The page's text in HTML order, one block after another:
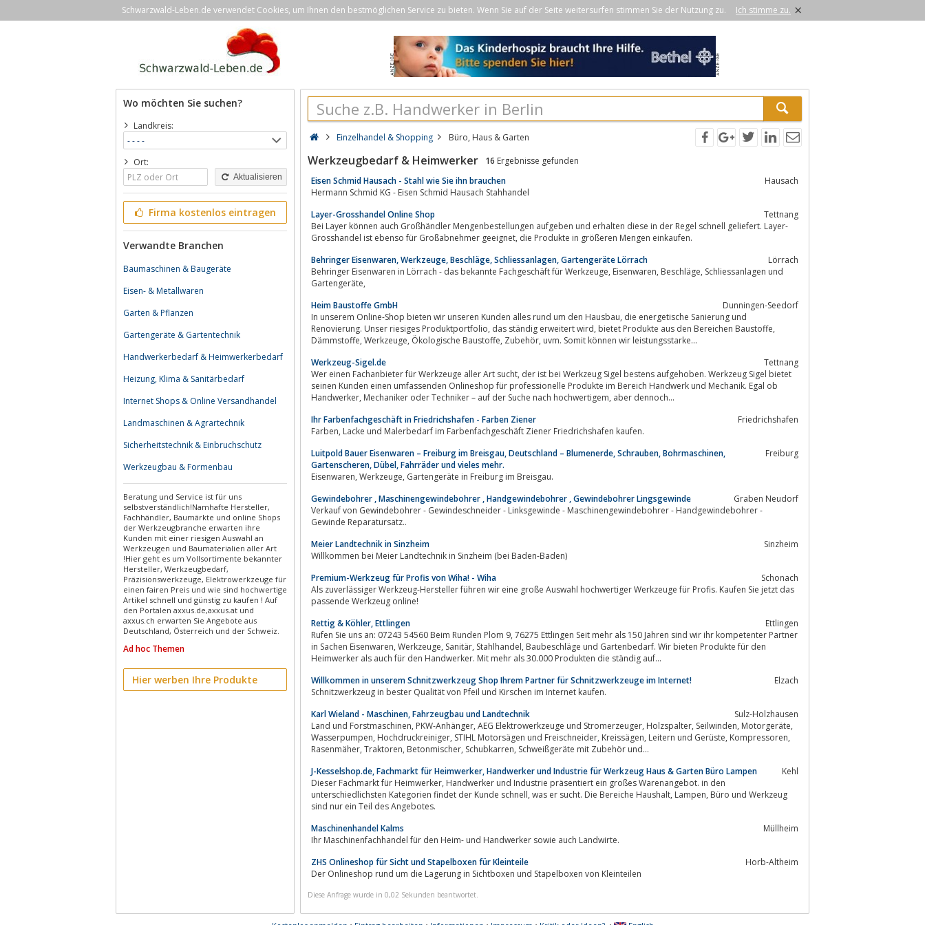
Schwarzwald-Leben.de verwendet Cookies, um Ihnen den bestmöglichen Service zu bieten. Wenn Sie auf der Seite weitersurfen stimmen Sie der Nutzung zu. Ich stimme zu. ×
Wo möchten Sie suchen?
Landkreis:
Ort:
Aktualisieren
Firma kostenlos eintragen
Verwandte Branchen
Baumaschinen & Baugeräte
Eisen- & Metallwaren
Garten & Pflanzen
Gartengeräte & Gartentechnik
Handwerkerbedarf & Heimwerkerbedarf
Heizung, Klima & Sanitärbedarf
Internet Shops & Online Versandhandel
Landmaschinen & Agrartechnik
Sicherheitstechnik & Einbruchschutz
Werkzeugbau & Formenbau
Beratung und Service ist für uns
selbstverständlich!Namhafte Hersteller,
Fachhändler, Baumärkte und online Shops
der Werkzeugbranche erwarten ihre
Kunden mit einer riesigen Auswahl an
Werkzeugen und Baumaterialien aller Art
!Hier geht es um Vollsortimente bekannter
Hersteller, Werkzeugbedarf,
Präzisionswerkzeuge, Elektrowerkzeuge für
einen fairen Preis und wie sind hochwertige
Artikel schnell und günstig zu kaufen ! Auf
den Portalen axxus.de,axxus.at und
axxus.ch erwarten Sie Angebote aus
Deutschland, Österreich und der Schweiz.
Ad hoc Themen
Hier werben Ihre Produkte
Einzelhandel & Shopping Büro, Haus & Garten
Werkzeugbedarf & Heimwerker 16 Ergebnisse gefunden
Eisen Schmid Hausach - Stahl wie Sie ihn brauchen
Hausach
Hermann Schmid KG - Eisen Schmid Hausach Stahhandel
Layer-Grosshandel Online Shop
Tettnang
Bei Layer können auch Großhändler Mengenbestellungen aufgeben und erhalten diese in der Regel schnell geliefert. Layer-
Grosshandel ist ebenso für Großabnehmer geeignet, die Produkte in größeren Mengen einkaufen.
Behringer Eisenwaren, Werkzeuge, Beschläge, Schliessanlagen, Gartengeräte Lörrach
Lörrach
Behringer Eisenwaren in Lörrach - das bekannte Fachgeschäft für Werkzeuge, Eisenwaren, Beschläge, Schliessanlagen und
Gartengeräte,
Heim Baustoffe GmbH
Dunningen-Seedorf
In unserem Online-Shop bieten wir unseren Kunden alles rund um den Hausbau, die energetische Sanierung und
Renovierung. Unser riesiges Produktportfolio, das ständig erweitert wird, bietet Produkte aus den Bereichen Baustoffe,
Dämmstoffe, Werkzeuge, Ökologische Baustoffe, Zubehör, uvm. Somit können wir leistungsstarke...
Werkzeug-Sigel.de
Tettnang
Wer einen Fachanbieter für Werkzeuge aller Art sucht, der ist bei Werkzeug Sigel bestens aufgehoben. Werkzeug Sigel bietet
seinen Kunden einen umfassenden Onlineshop für professionelle Produkte im Bereich Handwerk und Mechanik. Egal ob
Handwerker, Mechaniker oder Techniker – auf der Suche nach hochwertigem, aber dennoch...
Ihr Farbenfachgeschäft in Friedrichshafen - Farben Ziener
Friedrichshafen
Farben, Lacke und Malerbedarf im Farbenfachgeschäft Ziener Friedrichshafen kaufen.
Luitpold Bauer Eisenwaren – Freiburg im Breisgau, Deutschland – Blumenerde, Schrauben, Bohrmaschinen,
Gartenscheren, Dübel, Fahrräder und vieles mehr.
Freiburg
Eisenwaren, Werkzeuge, Gartengeräte in Freiburg im Breisgau.
Gewindebohrer , Maschinengewindebohrer , Handgewindebohrer , Gewindebohrer Lingsgewinde
Graben Neudorf
Verkauf von Gewindebohrer - Gewindeschneider - Linksgewinde - Maschinengewindebohrer - Handgewindebohrer -
Gewinde Reparatursatz..
Meier Landtechnik in Sinzheim
Sinzheim
Willkommen bei Meier Landtechnik in Sinzheim (bei Baden-Baden)
Premium-Werkzeug für Profis von Wiha! - Wiha
Schonach
Als zuverlässiger Werkzeug-Hersteller führen wir eine große Auswahl hochwertiger Werkzeuge für Profis. Kaufen Sie jetzt das
passende Werkzeug online!
Rettig & Köhler, Ettlingen
Ettlingen
Rufen Sie uns an: 07243 54560 Beim Runden Plom 9, 76275 Ettlingen Seit mehr als 150 Jahren sind wir ihr kompetenter Partner
in Sachen Eisenwaren, Werkzeuge, Sanitär, Stahlhandel, Baubeschläge und Gartenbedarf. Wir bieten Produkte für den
Heimwerker als auch für den Handwerker. Mit mehr als 30.000 Produkten die ständig auf...
Willkommen in unserem Schnitzwerkzeug Shop Ihrem Partner für Schnitzwerkzeuge im Internet!
Elzach
Schnitzwerkzeug in bester Qualität von Pfeil und Kirschen im Internet kaufen.
Karl Wieland - Maschinen, Fahrzeugbau und Landtechnik
Sulz-Holzhausen
Land und Forstmaschinen, PKW-Anhänger, AEG Elektrowerkzeuge und Stromerzeuger, Holzspalter, Seilwinden, Motorgeräte,
Wasserpumpen, Hochdruckreiniger, STIHL Motorsägen und Freischneider, Kreissägen, Leitern und Gerüste, Kompressoren,
Rasenmäher, Traktoren, Betonmischer, Schubkarren, Schweißgeräte mit Zubehör und...
J-Kesselshop.de, Fachmarkt für Heimwerker, Handwerker und Industrie für Werkzeug Haus & Garten Büro Lampen
Kehl
Dieser Fachmarkt für Heimwerker, Handwerker und Industrie präsentiert ein großes Warenangebot. in den
unterschiedlichsten Kategorien findet der Kunde schnell, was er sucht. Die Bereiche Haushalt, Lampen, Büro und Werkzeug
sind nur ein Teil des Angebotes.
Maschinenhandel Kalms
Müllheim
Ihr Maschinenfachhandel für den Heim- und Handwerker sowie auch Landwirte.
ZHS Onlineshop für Sicht und Stapelboxen für Kleinteile
Horb-Altheim
Der Onlineshop rund um die Lagerung in Sichtboxen und Stapelboxen von Kleinteilen
Diese Anfrage wurde in 0,02 Sekunden beantwortet.